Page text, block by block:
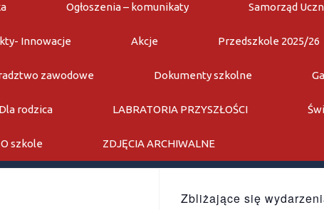
Ogłoszenia – komunikaty Samorząd
Innowacje Akcje Przedszkole 2025/26
zawodowe Dokumenty szkolne
Dla rodzica LABRATORIA PRZYSZŁOŚCI
O szkole ZDJĘCIA ARCHIWALNE
Zbliżające się